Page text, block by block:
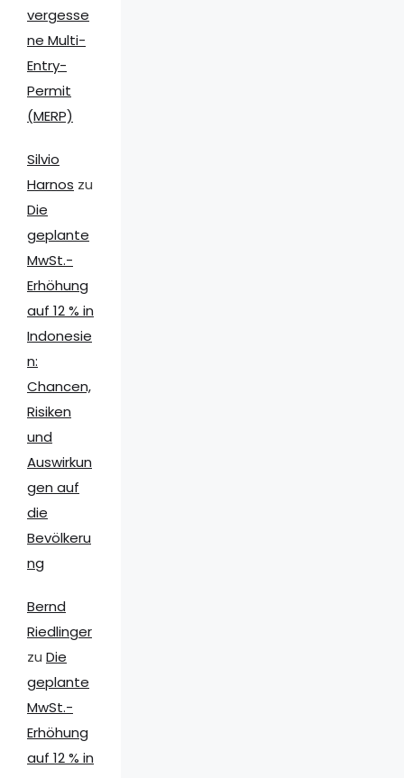
vergesse
ne Multi-
Entry-
Permit
(MERP)
Silvio
Harnos zu
Die
geplante
MwSt.-
Erhöhung
auf 12 % in
Indonesie
n:
Chancen,
Risiken
und
Auswirkun
gen auf
die
Bevölkeru
ng
Bernd
Riedlinger
zu Die
geplante
MwSt.-
Erhöhung
auf 12 % in